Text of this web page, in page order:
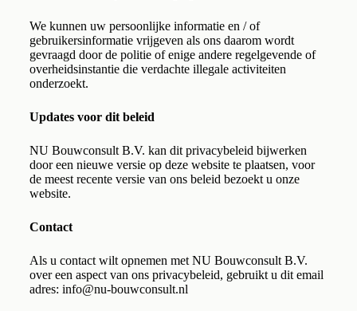
We kunnen uw persoonlijke informatie en / of
gebruikersinformatie vrijgeven als ons daarom wordt
gevraagd door de politie of enige andere regelgevende of
overheidsinstantie die verdachte illegale activiteiten
onderzoekt.
Updates voor dit beleid
NU Bouwconsult B.V. kan dit privacybeleid bijwerken
door een nieuwe versie op deze website te plaatsen, voor
de meest recente versie van ons beleid bezoekt u onze
website.
Contact
Als u contact wilt opnemen met NU Bouwconsult B.V.
over een aspect van ons privacybeleid, gebruikt u dit email
adres: info@nu-bouwconsult.nl